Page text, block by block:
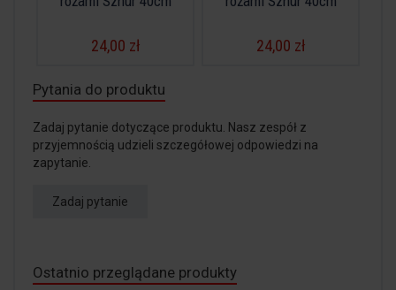
24,00 zł 24,00 zł
Pytania do produktu
Zadaj pytanie dotyczące produktu. Nasz zespół z
przyjemnością udzieli szczegółowej odpowiedzi na
zapytanie.
Zadaj pytanie
Ostatnio przeglądane produkty